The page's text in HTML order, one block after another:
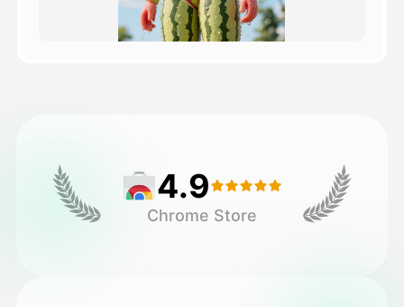
4.9
Chrome Store